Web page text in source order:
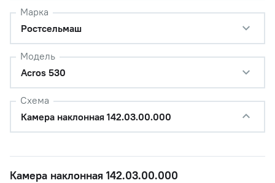
Марка
Ростсельмаш
Модель
Acros 530
Схема
Камера наклонная 142.03.00.000
Камера наклонная 142.03.00.000